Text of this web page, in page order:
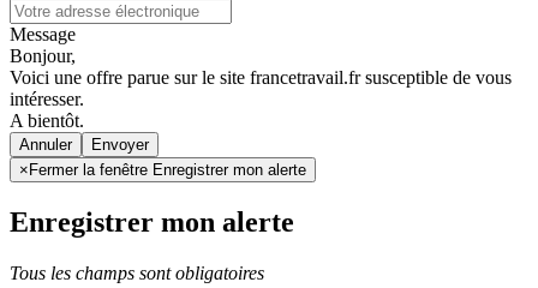
Message
Bonjour,
Voici une offre parue sur le site francetravail.fr susceptible de vous
intéresser.
A bientôt.
Annuler
× Fermer la fenêtre Enregistrer mon alerte
Enregistrer mon alerte
Tous les champs sont obligatoires